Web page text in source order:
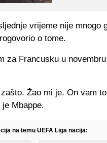
vrijeme nije mnogo
o tome.
za Francusku u
Žao mi je. On vam
Mbappe.
na temu UEFA Liga nacija: